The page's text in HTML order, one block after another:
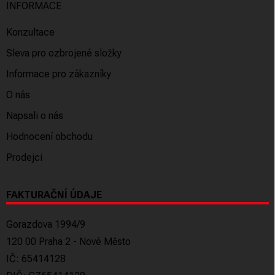
INFORMACE
Konzultace
Sleva pro ozbrojené složky
Informace pro zákazníky
O nás
Napsali o nás
Hodnocení obchodu
Prodejci
FAKTURAČNÍ ÚDAJE
Gorazdova 1994/9
120 00 Praha 2 - Nové Město
IČ: 65414128